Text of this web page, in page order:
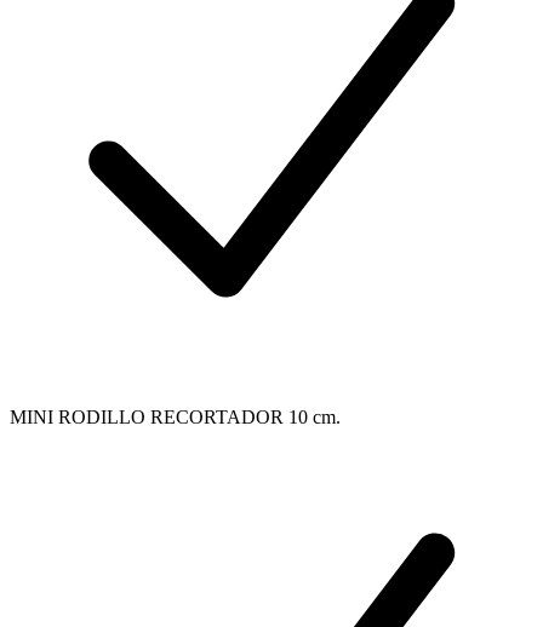
MINI RODILLO RECORTADOR 10 cm.